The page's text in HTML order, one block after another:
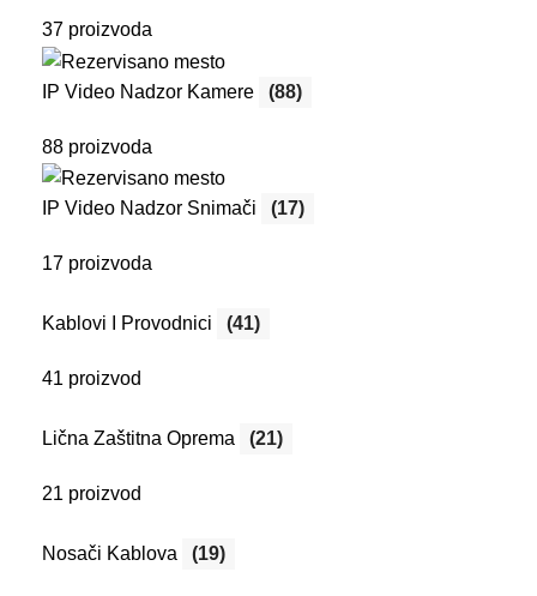
37 proizvoda
IP Video Nadzor Kamere (88)
88 proizvoda
IP Video Nadzor Snimači (17)
17 proizvoda
Kablovi I Provodnici (41)
41 proizvod
Lična Zaštitna Oprema (21)
21 proizvod
Nosači Kablova (19)